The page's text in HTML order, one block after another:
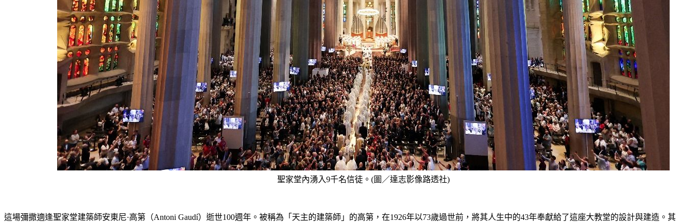
聖家堂內湧入9千名信徒。(圖／達志影像路透社)
這場彌撒適逢聖家堂建築師安東尼·高第（Antoni Gaudí）逝世100週年。被稱為「天主的建築師」的高第，在1926年以73歲過世前，將其人生中的43年奉獻給了這座大教堂的設計與建造。其